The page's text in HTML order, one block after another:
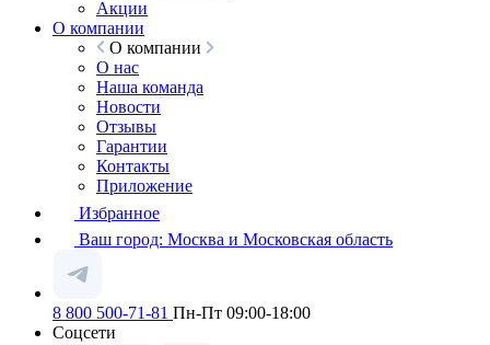
Акции
О компании
О компании
О нас
Наша команда
Новости
Отзывы
Гарантии
Контакты
Приложение
Избранное
Ваш город: Москва и Московская область
8 800 500-71-81 Пн-Пт 09:00-18:00
Соцсети